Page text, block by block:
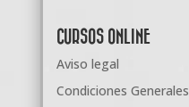
CURSOS ONLINE
Aviso legal
Condiciones Generales